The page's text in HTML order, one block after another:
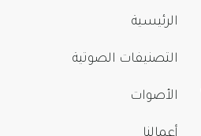
الرئيسية
التصنيفات الصوتية
الأصوات